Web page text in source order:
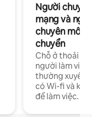
Người
mạng và
chuyên môn
chuyển
Chỗ ở thoải
người làm việc
thường xuyên
có Wi-fi và
để làm việc.